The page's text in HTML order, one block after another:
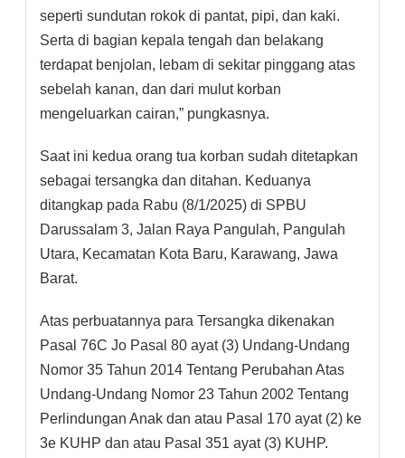
seperti sundutan rokok di pantat, pipi, dan kaki.
Serta di bagian kepala tengah dan belakang
terdapat benjolan, lebam di sekitar pinggang atas
sebelah kanan, dan dari mulut korban
mengeluarkan cairan,” pungkasnya.
Saat ini kedua orang tua korban sudah ditetapkan
sebagai tersangka dan ditahan. Keduanya
ditangkap pada Rabu (8/1/2025) di SPBU
Darussalam 3, Jalan Raya Pangulah, Pangulah
Utara, Kecamatan Kota Baru, Karawang, Jawa
Barat.
Atas perbuatannya para Tersangka dikenakan
Pasal 76C Jo Pasal 80 ayat (3) Undang-Undang
Nomor 35 Tahun 2014 Tentang Perubahan Atas
Undang-Undang Nomor 23 Tahun 2002 Tentang
Perlindungan Anak dan atau Pasal 170 ayat (2) ke
3e KUHP dan atau Pasal 351 ayat (3) KUHP.